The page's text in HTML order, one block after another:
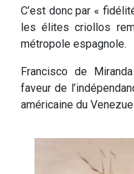
C’est donc par «
les élites criollos
métropole espagnole.
Francisco de
faveur de
américaine du